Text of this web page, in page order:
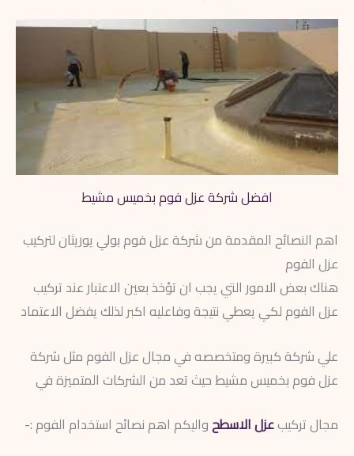
افضل شركة عزل فوم بخميس مشيط
اهم النصائح المقدمة من شركة عزل فوم بولي يوريثان لتركيب
عزل الفوم
هناك بعض الامور التي يجب ان تؤخذ بعين الاعتبار عند تركيب
عزل الفوم لكي يعطي نتيجة وفاعليه اكبر لذلك يفضل الاعتماد
علي شركة كبيرة ومتخصصه في مجال عزل الفوم مثل شركة
عزل فوم بخميس مشيط حيث تعد من الشركات المتميزة في
مجال تركيبعزل الاسطحواليكم اهم نصائح استخدام الفوم :-